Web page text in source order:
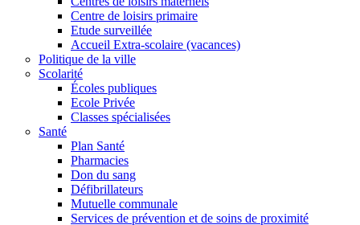
Centre de loisirs primaire
Etude surveillée
Accueil Extra-scolaire (vacances)
Politique de la ville
Scolarité
Écoles publiques
Ecole Privée
Classes spécialisées
Santé
Plan Santé
Pharmacies
Don du sang
Défibrillateurs
Mutuelle communale
Services de prévention et de soins de proximité